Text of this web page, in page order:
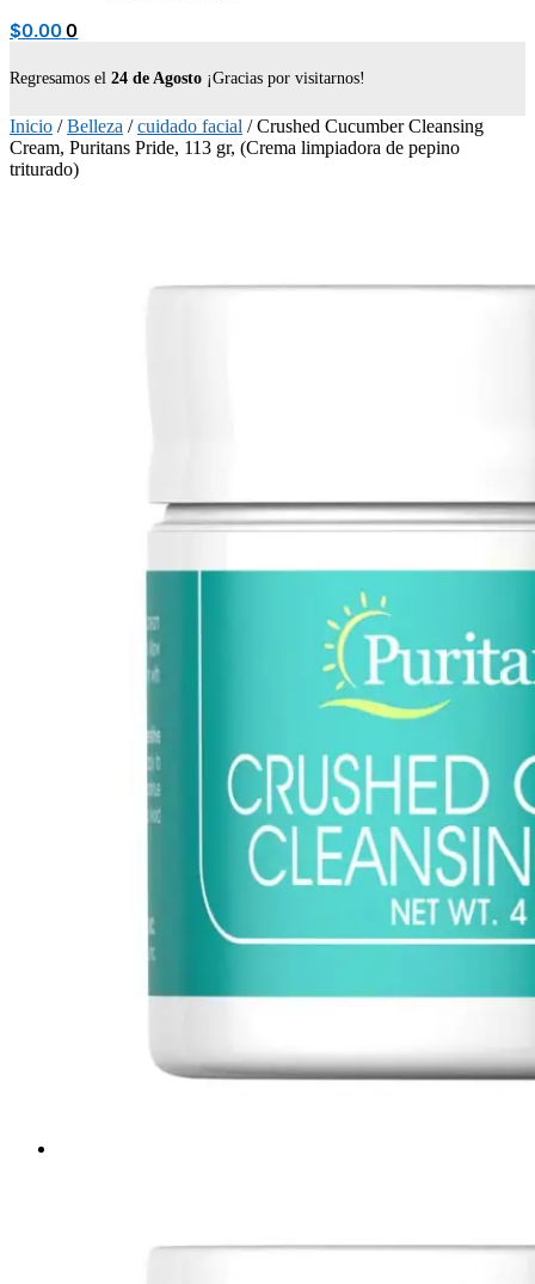
$0.00 0
Regresamos el 24 de Agosto ¡Gracias por visitarnos!
Inicio /Belleza /cuidado facial /Crushed Cucumber Cleansing
Cream, Puritans Pride, 113 gr, (Crema limpiadora de pepino
triturado)